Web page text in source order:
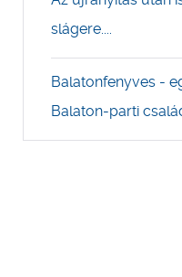
slágere....
Balatonfenyves -
Balaton-parti